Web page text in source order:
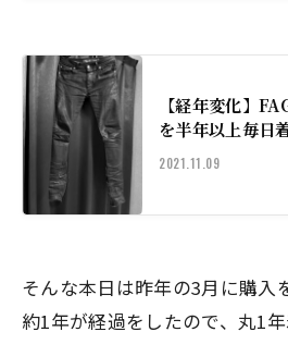
【経年変化】
を半年以上毎日
2021.11.09
そんな本日は昨年の3月に購入
約1年が経過をしたので、丸1